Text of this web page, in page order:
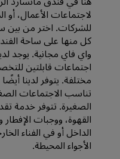
لاجتماعات الأعمال،
للشركات. اختر من
كل منها على ساحة
واي فاي مجانية. يوجد
اجتماعات قابلتين
مختلفة. يتوفر لدينا
تناسب الاجتماعات
الصغيرة. تتوفر خدمة
القهوة، ووجبات
الداخل أو في الفناء
الأجواء المحيطة.